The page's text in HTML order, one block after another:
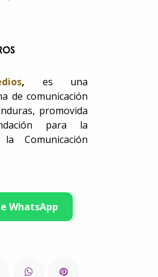
, es una
de comunicación
promovida
para la
Comunicación
WhatsApp